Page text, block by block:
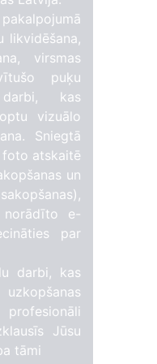
likvidēšana,
virsmas
puķu
kas
vizuālo
Sniegtā
atskaitē
un
e-
par
darbi, kas
Jūsu
tāmi